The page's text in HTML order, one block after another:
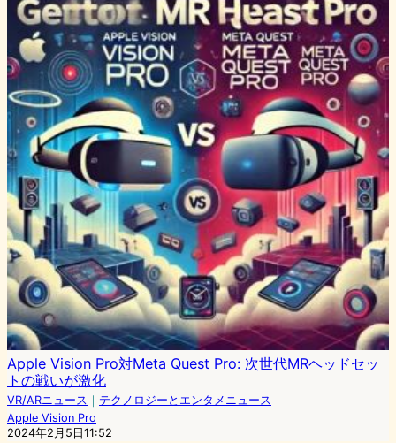
Apple Vision Pro対Meta Quest Pro: 次世代MRヘッドセッ
トの戦いが激化
VR/ARニュース ｜ テクノロジーとエンタメニュース
Apple Vision Pro
2024年2月5日11:52